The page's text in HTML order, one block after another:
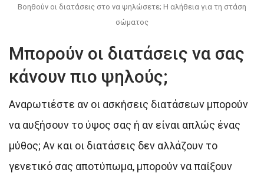
Βοηθούν οι διατάσεις στο να ψηλώσετε; Η αλήθεια για τη στάση
σώματος
Μπορούν οι διατάσεις να σας
κάνουν πιο ψηλούς;
Αναρωτιέστε αν οι ασκήσεις διατάσεων μπορούν
να αυξήσουν το ύψος σας ή αν είναι απλώς ένας
μύθος; Αν και οι διατάσεις δεν αλλάζουν το
γενετικό σας αποτύπωμα, μπορούν να παίξουν